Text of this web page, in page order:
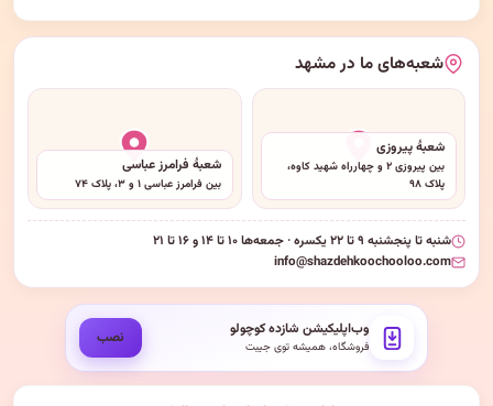
شعبه‌های ما در مشهد
شعبهٔ پیروزی
بین پیروزی ۲ و چهارراه شهید کاوه،
پلاک ۹۸
شعبهٔ فرامرز عباسی
بین فرامرز عباسی ۱ و ۳، پلاک ۷۴
شنبه تا پنجشنبه ۹ تا ۲۲ یکسره · جمعه‌ها ۱۰ تا ۱۴ و ۱۶ تا ۲۱
info@shazdehkoochooloo.com
وب‌اپلیکیشن شازده کوچولو
فروشگاه، همیشه توی جیبت نصب